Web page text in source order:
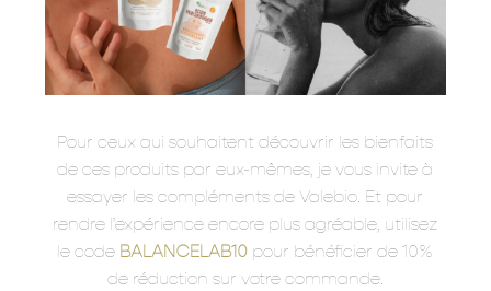
Pour ceux qui souhaitent découvrir les bienfaits
de ces produits par eux-mêmes, je vous invite à
essayer les compléments de Valebio. Et pour
rendre l’expérience encore plus agréable, utilisez
le code BALANCELAB10 pour bénéficier de 10%
de réduction sur votre commande.